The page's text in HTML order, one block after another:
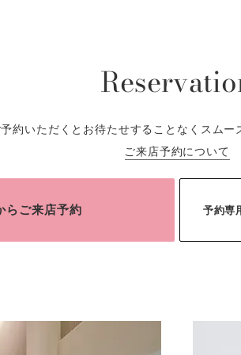
約いただくとお待たせすることなくスムー
ご来店予約について
らご来店予約 予約専